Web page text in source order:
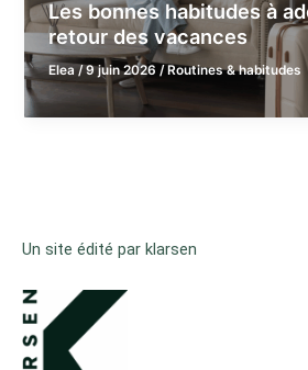
Les bonnes habitudes à
retour des vacances
Elea/9 juin 2026/ Routines & habitudes
Un site édité par klarsen